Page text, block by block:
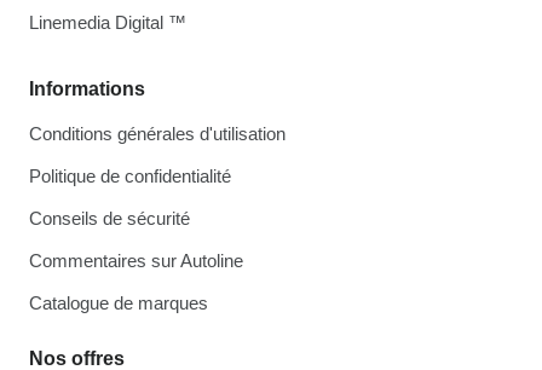
Informations
Conditions générales d'utilisation
Politique de confidentialité
Conseils de sécurité
Commentaires sur Autoline
Catalogue de marques
Nos offres
Linemedia Digital ™